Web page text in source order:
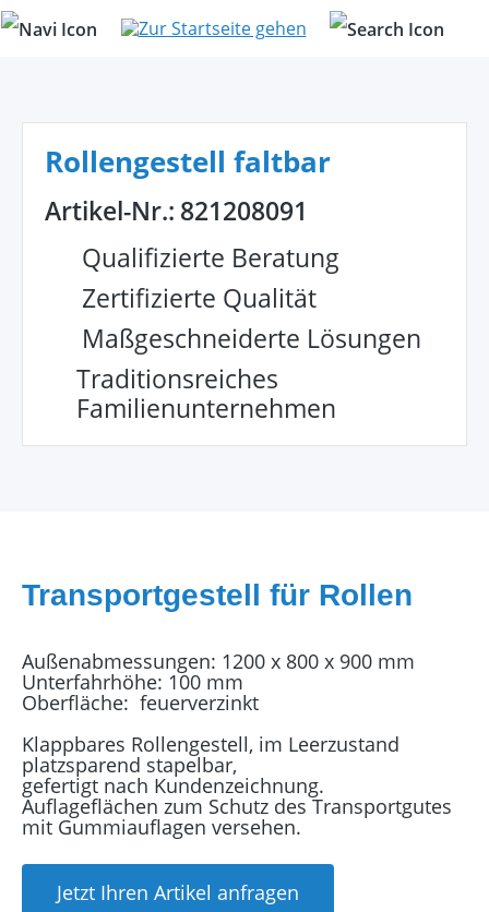
springen
Rollengestell faltbar
Artikel-Nr.: 821208091
Qualifizierte Beratung
Zertifizierte Qualität
Maßgeschneiderte Lösungen
Traditionsreiches
Familienunternehmen
Transportgestell für Rollen
Außenabmessungen: 1200 x 800 x 900 mm
Unterfahrhöhe: 100 mm
Oberfläche: feuerverzinkt
Klappbares Rollengestell, im Leerzustand
platzsparend stapelbar,
gefertigt nach Kundenzeichnung.
Auflageflächen zum Schutz des Transportgutes
mit Gummiauflagen versehen.
Jetzt Ihren Artikel anfragen